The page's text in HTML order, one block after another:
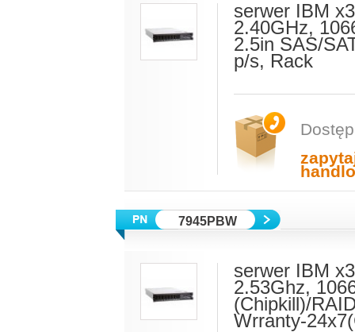
serwer IBM
2.40GHz,
2.5in SAS/
p/s, Rack
7945PBW
serwer IBM
2.53Ghz,
(Chipkill)/
Wrranty-